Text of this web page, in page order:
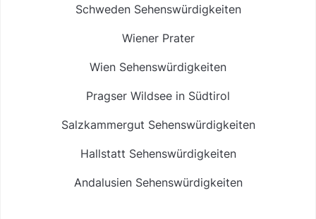
Schweden Sehenswürdigkeiten
Wiener Prater
Wien Sehenswürdigkeiten
Pragser Wildsee in Südtirol
Salzkammergut Sehenswürdigkeiten
Hallstatt Sehenswürdigkeiten
Andalusien Sehenswürdigkeiten